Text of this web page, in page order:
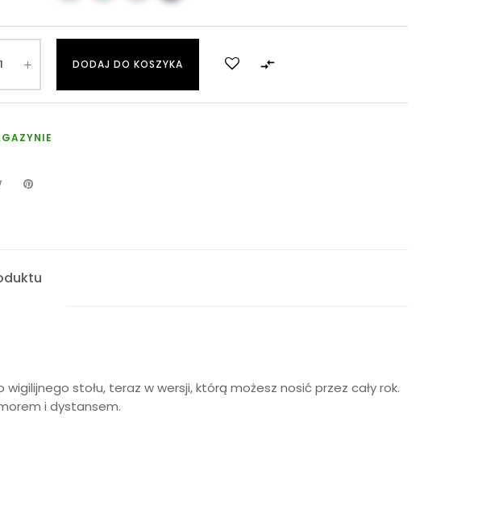
DODAJ DO KOSZYKA 
stołu, teraz w wersji, którą możesz nosić przez cały rok.
i dystansem.